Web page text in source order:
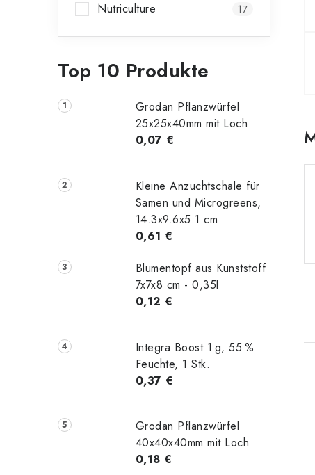
t
e
Nutriculture 17
Top 10 Produkte
Grodan Pflanzwürfel
25x25x40mm mit Loch
0,07 €
Kleine Anzuchtschale für
Samen und Microgreens,
14.3x9.6x5.1 cm
0,61 €
Blumentopf aus Kunststoff
7x7x8 cm - 0,35l
0,12 €
Integra Boost 1 g, 55 %
Feuchte, 1 Stk.
0,37 €
Grodan Pflanzwürfel
40x40x40mm mit Loch
0,18 €